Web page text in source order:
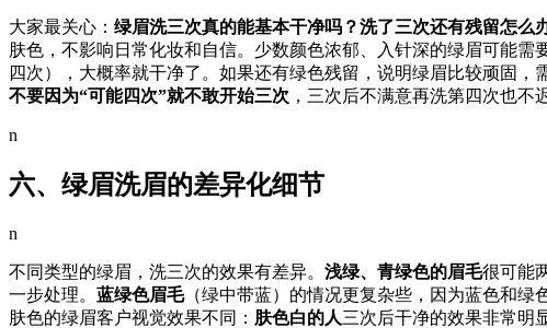
大家最关心： 绿眉洗三次真的能基本干净吗？洗了三次还有残留怎么
肤色，不影响日常化妆和自信。少数颜色浓郁、入针深的绿眉可能
四次），大概率就干净了。如果还有绿色残留，说明绿眉比较顽固，
不要因为“可能四次”就不敢开始三次 ，三次后不满意再洗第四次也不
n
六、绿眉洗眉的差异化细节
n
不同类型的绿眉，洗三次的效果有差异。 浅绿、青绿色的眉毛很可能
一步处理。 蓝绿色眉毛（绿中带蓝）的情况更复杂些，因为蓝色和绿
肤色的绿眉客户视觉效果不同： 肤色白的人三次后干净的效果非常明